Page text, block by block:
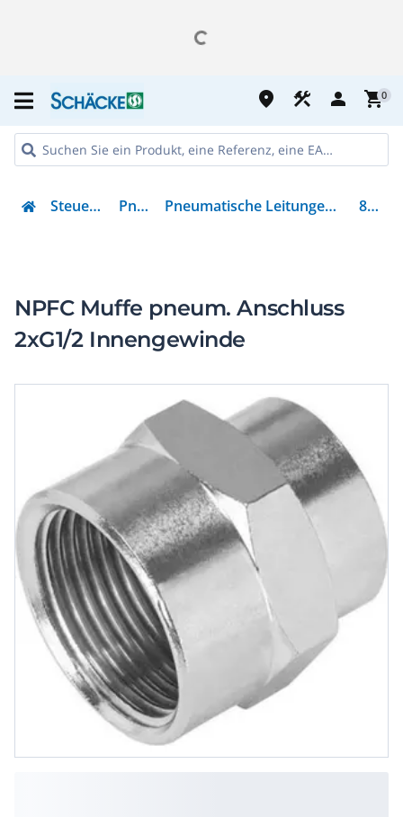
place construction person shopping_cart0
Steuern & Regeln Pneumatik Pneumatische Leitungen und Leitungsverbindungen 8030294
NPFC Muffe pneum. Anschluss
2xG1/2 Innengewinde